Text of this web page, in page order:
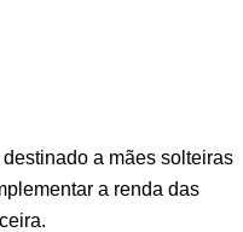
a mães solteiras
a renda das